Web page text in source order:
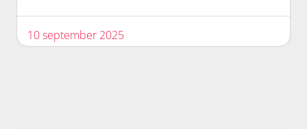
10 september 2025